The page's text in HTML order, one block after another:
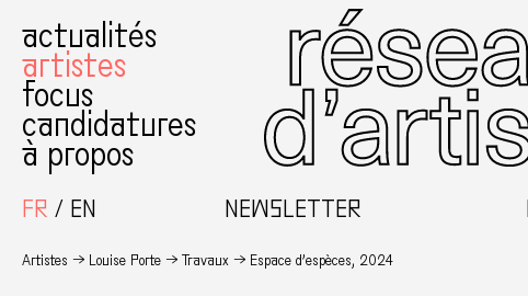
actualités
artistes
focus
candidatures
à propos
FR
EN NEWSLETTER
Artistes Louise Porte Travaux Espace d’espèces, 2024